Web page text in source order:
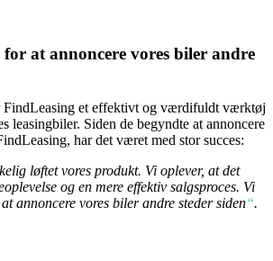
at annoncere vores biler andre
FindLeasing et effektivt og værdifuldt værktøj
leasingbiler. Siden de begyndte at annoncere
har det været med stor succes:
løftet vores produkt. Vi oplever, at det
og en mere effektiv salgsproces. Vi
annoncere vores biler andre steder siden“.